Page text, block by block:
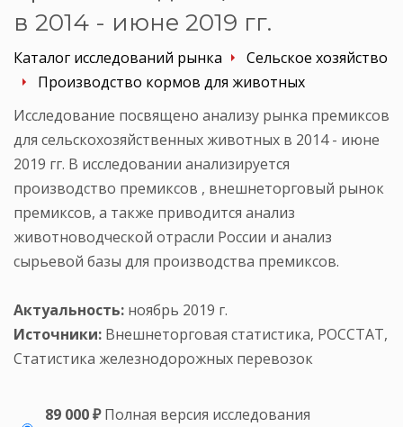
в 2014 - июне 2019 гг.
Каталог исследований рынка
Сельское хозяйство
Производство кормов для животных
Исследование посвящено анализу рынка премиксов
для сельскохозяйственных животных в 2014 - июне
2019 гг. В исследовании анализируется
производство премиксов , внешнеторговый рынок
премиксов, а также приводится анализ
животноводческой отрасли России и анализ
сырьевой базы для производства премиксов.
Актуальность: ноябрь 2019 г.
Источники: Внешнеторговая статистика, РОССТАТ,
Статистика железнодорожных перевозок
89 000 ₽ Полная версия исследования